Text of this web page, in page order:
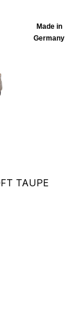
Made in
Germany
TAUPE